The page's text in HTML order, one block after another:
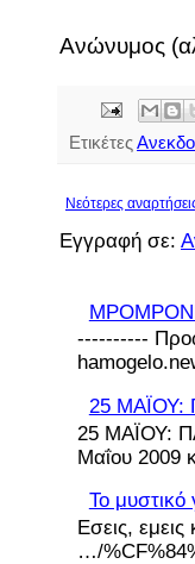
Ανώνυμος
Ετικέτες
Νεότερες
Εγγραφή σε:
----------
25 ΜΑΪΟΥ:
25 ΜΑΪΟΥ:
Μαΐου 2009
Το
Εσεις,
…/